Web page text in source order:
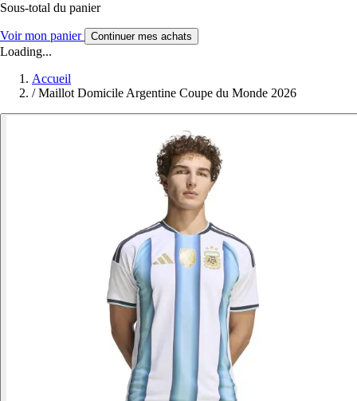
Sous-total du panier
Voir mon panier Continuer mes achats
Loading...
Accueil
/ Maillot Domicile Argentine Coupe du Monde 2026